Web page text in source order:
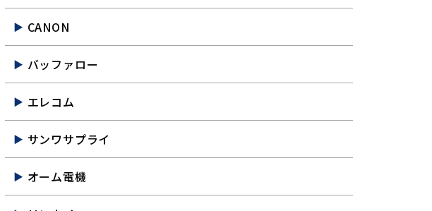
CANON
バッファロー
エレコム
サンワサプライ
オーム電機